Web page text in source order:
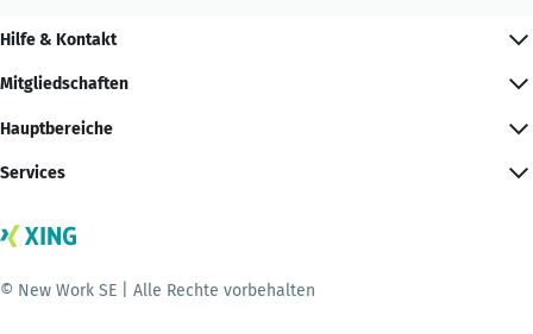
Hilfe & Kontakt
Mitgliedschaften
Hauptbereiche
Services
© New Work SE | Alle Rechte vorbehalten